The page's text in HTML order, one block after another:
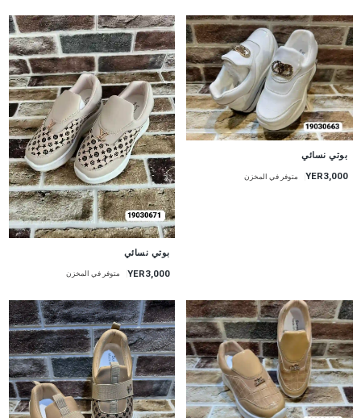
بوتي نسائي
YER3,000 متوفر في المخزن
بوتي نسائي
YER3,000 متوفر في المخزن